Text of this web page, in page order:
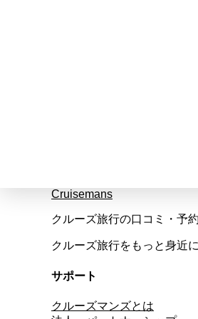
Cruisemans
クルーズ旅行の口コミ・予
クルーズ旅行をもっと身近に
サポート
クルーズマンズとは